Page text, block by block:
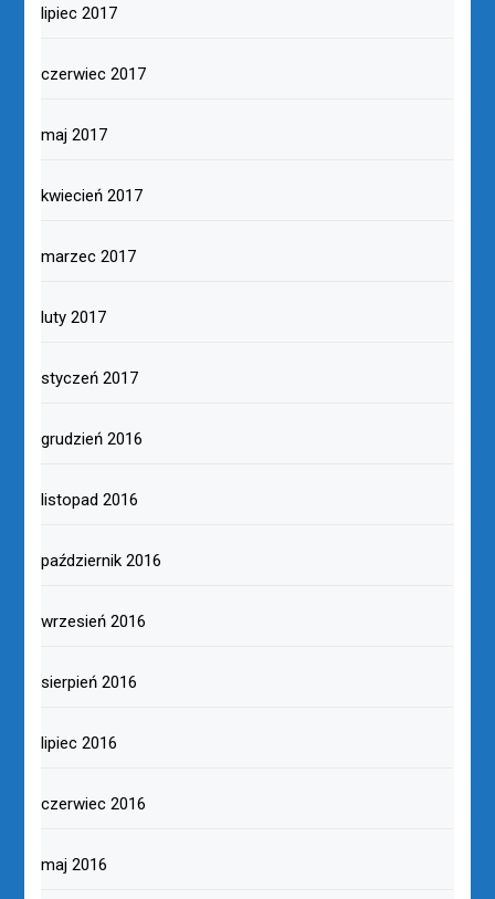
lipiec 2017
czerwiec 2017
maj 2017
kwiecień 2017
marzec 2017
luty 2017
styczeń 2017
grudzień 2016
listopad 2016
październik 2016
wrzesień 2016
sierpień 2016
lipiec 2016
czerwiec 2016
maj 2016